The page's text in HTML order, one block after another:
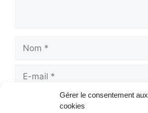
Gérer le consentement aux
cookies
Nom